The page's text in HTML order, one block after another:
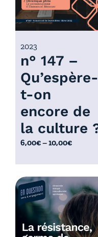
:
6
,
0
0
à
1
0
0
0
n° 147 –
Qu’espère-
t-on
encore de
la culture
2023
6,00€–10,00€
P
a
g
e
d
p